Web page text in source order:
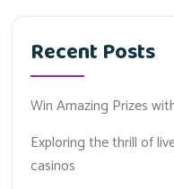
Recent Posts
Win Amazing Prizes
Exploring the thrill of
casinos